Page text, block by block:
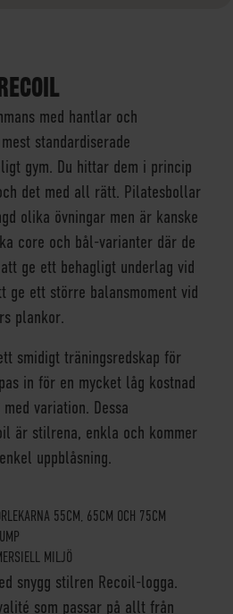
med hantlar och
standardiserade
gym. Du hittar dem i princip
det med all rätt. Pilatesbollar
olika övningar men är kanske
core och bål-varianter där de
ge ett behagligt underlag vid
ge ett större balansmoment vid
plankor.
smidigt träningsredskap för
in för en mycket låg kostnad
variation. Dessa
är stilrena, enkla och kommer
uppblåsning.
55CM, 65CM OCH 75CM
MILJÖ
snygg stilren Recoil-logga.
som passar på allt från